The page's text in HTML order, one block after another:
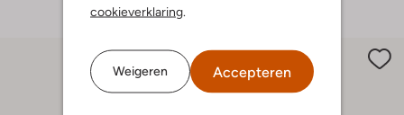
cookieverklaring
Weigeren Accepteren